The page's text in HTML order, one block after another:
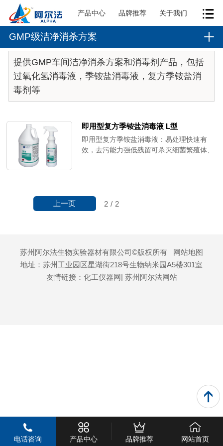
产品中心 品牌推荐 关于我们
GMP级洁净消杀方案
提供GMP车间洁净消杀方案和消毒剂产品，包括
过氧化氢消毒液，季铵盐消毒液，复方季铵盐消
毒剂等
即用型复方季铵盐消毒液 L型
即用型复方季铵盐消毒液：易处理快速有
效，去污能力强低残留可杀灭细菌繁殖体、
2 / 2
上一页
苏州阿尔法生物实验器材有限公司©版权所有
网站地图
地址：苏州工业园区星湖街218号生物纳米园A5楼301室
友情链接： 化工仪器网| 苏州阿尔法网站
电话咨询 产品中心 品牌推荐 网站首页